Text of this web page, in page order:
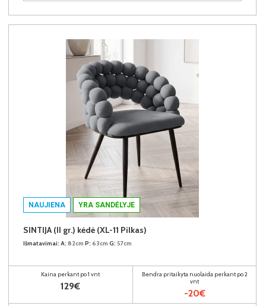
NAUJIENA YRA SANDĖLYJE
SINTIJA (II gr.) kėdė (XL-11 Pilkas)
Išmatavimai: A: 82cm P: 63cm G: 57cm
Kaina perkant po 1 vnt
129€
Bendra pritaikyta nuolaida perkant po 2
vnt
-20€